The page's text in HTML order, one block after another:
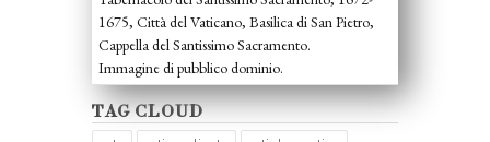
1675, Città del Vaticano, Basilica di San Pietro,
Cappella del Santissimo Sacramento.
Immagine di pubblico dominio.
TAG CLOUD